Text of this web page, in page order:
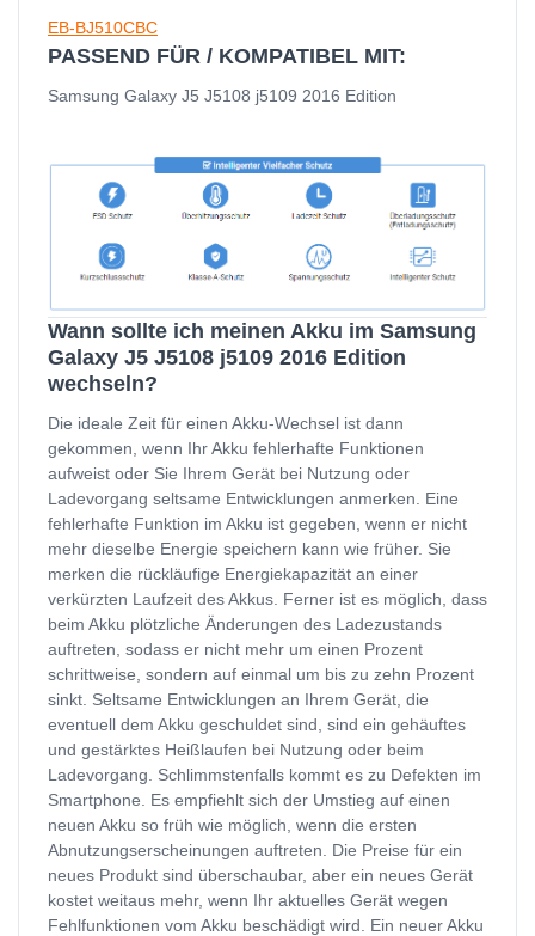
EB-BJ510CBC
PASSEND FÜR / KOMPATIBEL MIT:
Samsung Galaxy J5 J5108 j5109 2016 Edition
Wann sollte ich meinen Akku im Samsung
Galaxy J5 J5108 j5109 2016 Edition
wechseln?
Die ideale Zeit für einen Akku-Wechsel ist dann
gekommen, wenn Ihr Akku fehlerhafte Funktionen
aufweist oder Sie Ihrem Gerät bei Nutzung oder
Ladevorgang seltsame Entwicklungen anmerken. Eine
fehlerhafte Funktion im Akku ist gegeben, wenn er nicht
mehr dieselbe Energie speichern kann wie früher. Sie
merken die rückläufige Energiekapazität an einer
verkürzten Laufzeit des Akkus. Ferner ist es möglich, dass
beim Akku plötzliche Änderungen des Ladezustands
auftreten, sodass er nicht mehr um einen Prozent
schrittweise, sondern auf einmal um bis zu zehn Prozent
sinkt. Seltsame Entwicklungen an Ihrem Gerät, die
eventuell dem Akku geschuldet sind, sind ein gehäuftes
und gestärktes Heißlaufen bei Nutzung oder beim
Ladevorgang. Schlimmstenfalls kommt es zu Defekten im
Smartphone. Es empfiehlt sich der Umstieg auf einen
neuen Akku so früh wie möglich, wenn die ersten
Abnutzungserscheinungen auftreten. Die Preise für ein
neues Produkt sind überschaubar, aber ein neues Gerät
kostet weitaus mehr, wenn Ihr aktuelles Gerät wegen
Fehlfunktionen vom Akku beschädigt wird. Ein neuer Akku